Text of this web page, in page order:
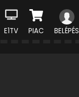
E1TV PIAC BELÉPÉS